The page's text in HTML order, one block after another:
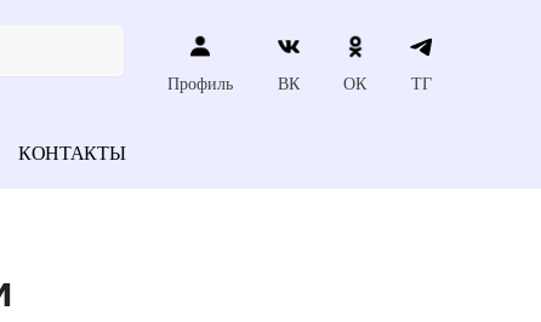
Профиль ВК ОК ТГ
КОНТАКТЫ